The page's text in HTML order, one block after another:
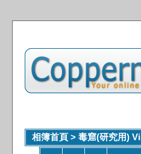
相簿首頁 > 毒窟(研究用)